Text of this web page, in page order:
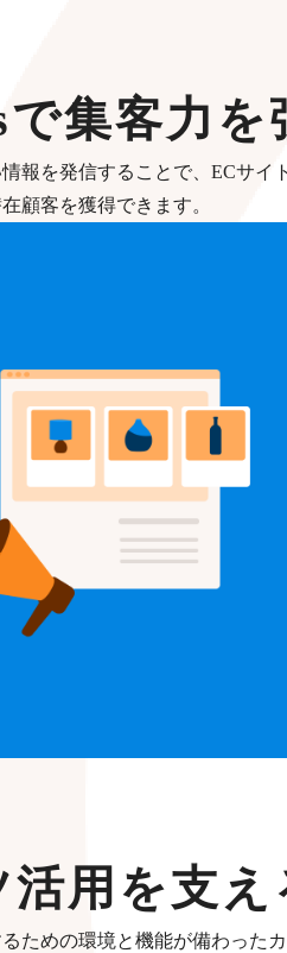
集客力を
報を発信することで、ECサイ
顧客を獲得できます。
活用を支え
ための環境と機能が備わったカ